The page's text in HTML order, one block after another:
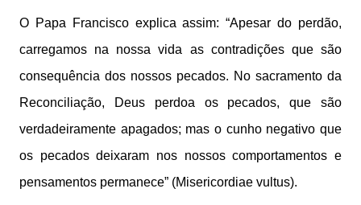
O Papa Francisco explica assim: “Apesar do perdão,
carregamos na nossa vida as contradições que são
consequência dos nossos pecados. No sacramento da
Reconciliação, Deus perdoa os pecados, que são
verdadeiramente apagados; mas o cunho negativo que
os pecados deixaram nos nossos comportamentos e
pensamentos permanece” (Misericordiae vultus).